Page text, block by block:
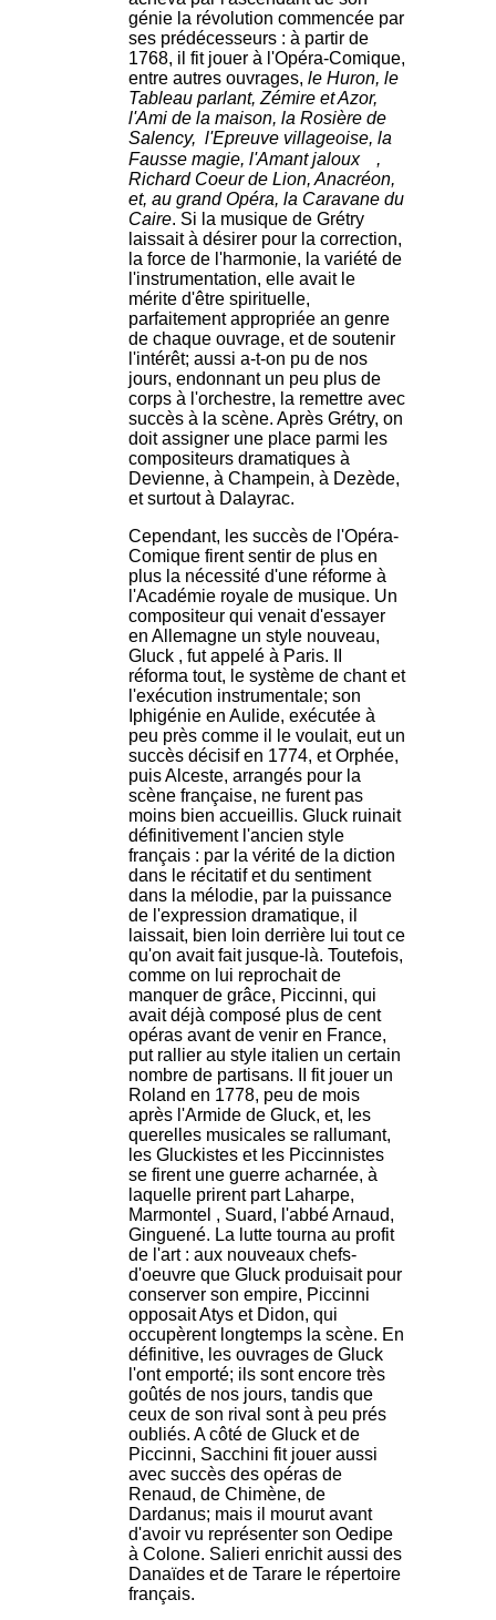
génie la révolution commencée par
ses prédécesseurs : à partir de
1768, il fit jouer à l'Opéra-Comique,
entre autres ouvrages, le Huron, le
Tableau parlant, Zémire et Azor,
l'Ami de la maison, la Rosière de
Salency, l'Epreuve villageoise, la
Fausse magie, l'Amant jaloux
,
Richard Coeur de Lion, Anacréon,
et, au grand Opéra, la Caravane du
Caire. Si la musique de Grétry
laissait à désirer pour la correction,
la force de l'harmonie, la variété de
l'instrumentation, elle avait le
mérite d'être spirituelle,
parfaitement appropriée an genre
de chaque ouvrage, et de soutenir
l'intérêt; aussi a-t-on pu de nos
jours, endonnant un peu plus de
corps à l'orchestre, la remettre avec
succès à la scène. Après Grétry, on
doit assigner une place parmi les
compositeurs dramatiques à
Devienne, à Champein, à Dezède,
et surtout à Dalayrac.
Cependant, les succès de l'Opéra-
Comique firent sentir de plus en
plus la nécessité d'une réforme à
l'Académie royale de musique. Un
compositeur qui venait d'essayer
en Allemagne un style nouveau,
Gluck , fut appelé à Paris. II
réforma tout, le système de chant et
l'exécution instrumentale; son
Iphigénie en Aulide, exécutée à
peu près comme il le voulait, eut un
succès décisif en 1774, et Orphée,
puis Alceste, arrangés pour la
scène française, ne furent pas
moins bien accueillis. Gluck ruinait
définitivement l'ancien style
français : par la vérité de la diction
dans le récitatif et du sentiment
dans la mélodie, par la puissance
de l'expression dramatique, il
laissait, bien loin derrière lui tout ce
qu'on avait fait jusque-là. Toutefois,
comme on lui reprochait de
manquer de grâce, Piccinni, qui
avait déjà composé plus de cent
opéras avant de venir en France,
put rallier au style italien un certain
nombre de partisans. II fit jouer un
Roland en 1778, peu de mois
après l'Armide de Gluck, et, les
querelles musicales se rallumant,
les Gluckistes et les Piccinnistes
se firent une guerre acharnée, à
laquelle prirent part Laharpe,
Marmontel , Suard, l'abbé Arnaud,
Ginguené. La lutte tourna au profit
de l'art : aux nouveaux chefs-
d'oeuvre que Gluck produisait pour
conserver son empire, Piccinni
opposait Atys et Didon, qui
occupèrent longtemps la scène. En
définitive, les ouvrages de Gluck
l'ont emporté; ils sont encore très
goûtés de nos jours, tandis que
ceux de son rival sont à peu prés
oubliés. A côté de Gluck et de
Piccinni, Sacchini fit jouer aussi
avec succès des opéras de
Renaud, de Chimène, de
Dardanus; mais il mourut avant
d'avoir vu représenter son Oedipe
à Colone. Salieri enrichit aussi des
Danaïdes et de Tarare le répertoire
français.